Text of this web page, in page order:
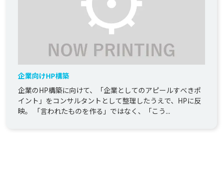
企業向けHP構築
企業のHP構築に向けて、「企業としてのアピールすべきポ
イント」をコンサルタントとして整理したうえで、HPに反
映。 「言われたものを作る」ではなく、「こう...